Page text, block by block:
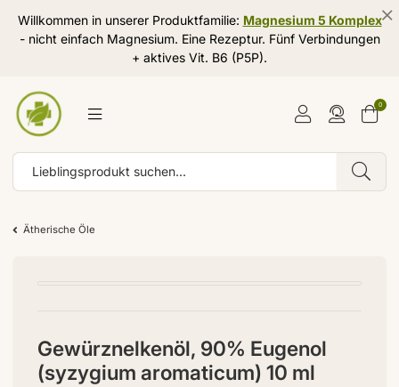
Willkommen in unserer Produktfamilie: Magnesium 5 Komplex
- nicht einfach Magnesium. Eine Rezeptur. Fünf Verbindungen
+ aktives Vit. B6 (P5P).
0
Ätherische Öle
Gewürznelkenöl, 90% Eugenol
(syzygium aromaticum) 10 ml